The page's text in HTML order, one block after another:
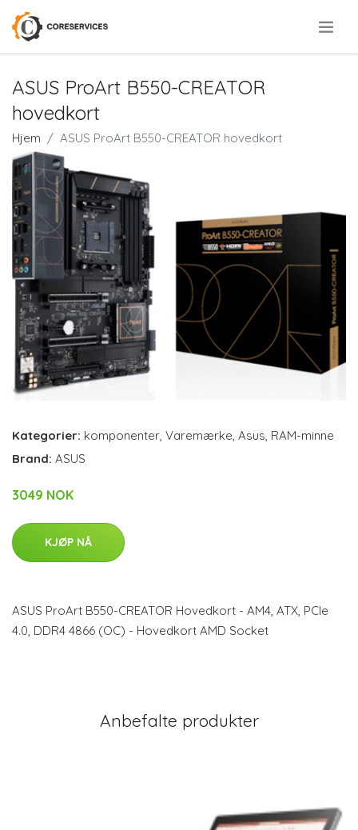
ASUS ProArt B550-CREATOR
hovedkort
Hjem ASUS ProArt B550-CREATOR hovedkort
Kategorier: komponenter Varemærke Asus RAM-minne
Brand: ASUS
3049 NOK
KJØP NÅ
ASUS ProArt B550-CREATOR Hovedkort - AM4, ATX, PCIe
4.0, DDR4 4866 (OC) - Hovedkort AMD Socket
Anbefalte produkter